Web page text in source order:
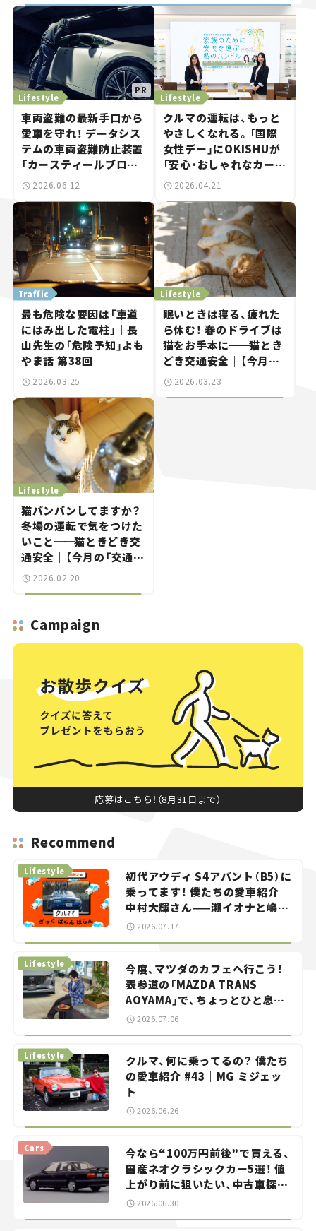
Lifestyle
車両盗難の最新手口から
愛車を守れ！ データシス
テムの車両盗難防止装置
「カースティールブロッ
カーSOS820」は“ゲー
スゴイやつ。
2026.06.12
Lifestyle
クルマの運転は、もっと
やさしくなれる。「国際
女性デー」にOKISHUが
「安心・おしゃれなカーラ
イフセミナー」を開催！
2026.04.21
Traffic
最も危険な要因は「車道
にはみ出した電柱」｜長
山先生の「危険予知」よも
やま話 第38回
2026.03.25
Lifestyle
眠いときは寝る、疲れた
ら休む！ 春のドライブは
猫をお手本に━━猫とき
どき交通安全｜【今月の
「交通まにゃ～」Vol.9】
2026.03.23
Lifestyle
猫バンバンしてますか？
冬場の運転で気をつけた
いこと━━猫ときどき交
通安全｜【今月の「交通ま
にゃ～」Vol.8】
2026.02.20
Campaign
応募はこちら！（8月31日まで）
Recommend
初代アウディ S4アバント（B5）に
乗ってます！ 僕たちの愛車紹介｜
中村大輝さん——瀬イオナと嶋田
智之の「クルマでざっくばらんば
Lifestyle
2026.07.17
今度、マツダのカフェへ行こう！
表参道の「MAZDA TRANS
AOYAMA」で、ちょっとひと息。
——連載｜CCGとクルマでどうす
Lifestyle
2026.07.06
クルマ、何に乗ってるの？ 僕たち
の愛車紹介 #43｜MG ミジェッ
ト
Lifestyle
2026.06.26
今なら“100万円前後”で買える、
国産ネオクラシックカー5選！ 値
上がり前に狙いたい、中古車探し
をお手伝い――ちょっとイケてるマ
Cars
2026.06.30